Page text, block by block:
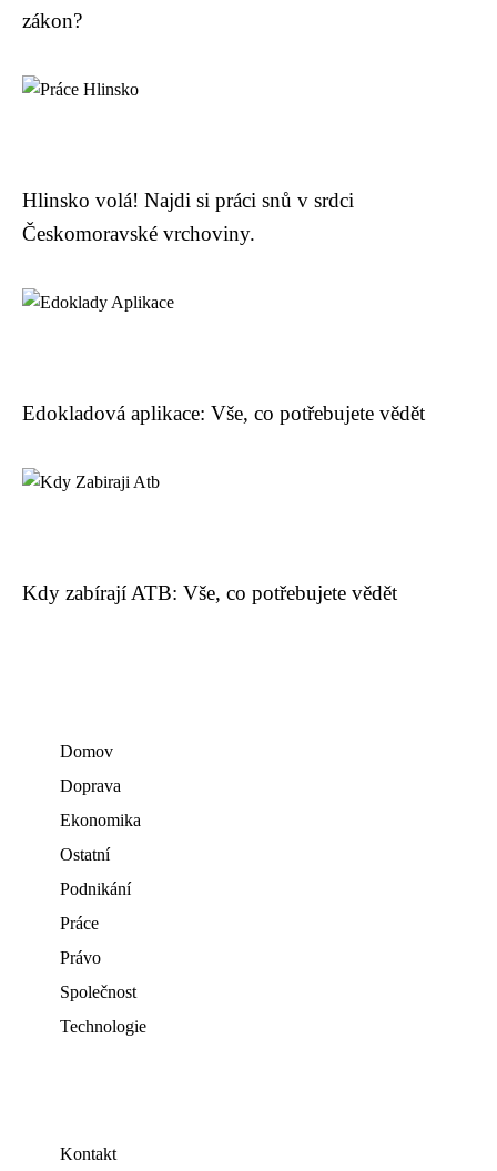
zákon?
Hlinsko volá! Najdi si práci snů v srdci
Českomoravské vrchoviny.
Edokladová aplikace: Vše, co potřebujete vědět
Kdy zabírají ATB: Vše, co potřebujete vědět
Domov
Doprava
Ekonomika
Ostatní
Podnikání
Práce
Právo
Společnost
Technologie
Kontakt